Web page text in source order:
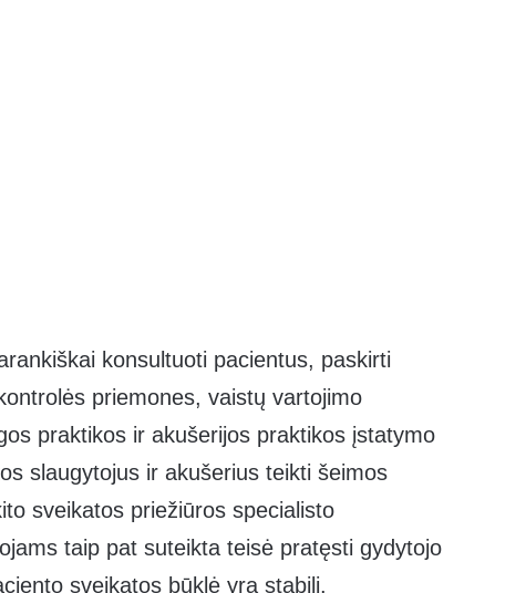
konsultuoti pacientus, paskirti
priemones, vaistų vartojimo
praktikos ir akušerijos praktikos įstatymo
slaugytojus ir akušerius teikti šeimos
sveikatos priežiūros specialisto
taip pat suteikta teisė pratęsti gydytojo
sveikatos būklė yra stabili.